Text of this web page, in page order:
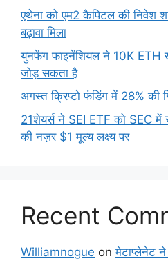
एथेना को एम2 कैपिटल की निवेश
बढ़ावा मिला
युनफेंग फाइनेंशियल ने 10K ETH
जोड़ सकता है
अगस्त क्रिप्टो फंडिंग में 28% की
21शेयर्स ने SEI ETF को SEC में
की नज़र $1 मूल्य लक्ष्य पर
Recent
Williamnogue onमेटाप्लेनेट